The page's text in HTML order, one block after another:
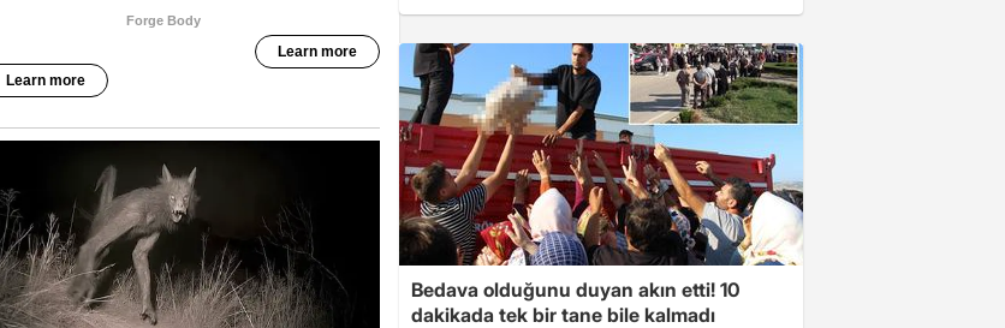
Bedava olduğunu duyan akın etti! 10
dakikada tek bir tane bile kalmadı